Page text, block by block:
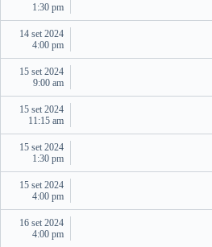
1:30 pm
14 set 2024
4:00 pm
15 set 2024
9:00 am
15 set 2024
11:15 am
15 set 2024
1:30 pm
15 set 2024
4:00 pm
16 set 2024
4:00 pm